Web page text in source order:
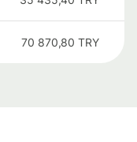
70 870,80 TRY